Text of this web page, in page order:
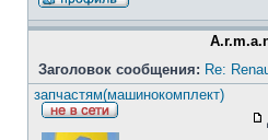
Заголовок сообщения: Re:
запчастям(машинокомплект)